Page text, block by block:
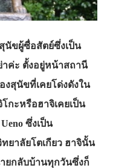
นัขผู้ซื่อสัตย์ซึ่งเป็น
ค่ะ ตั้งอยู่หน้าสถานี
งสุนัขที่เคยโด่งดังใน
กะหรือฮาจิเคยเป็น
ซึ่งเป็น
ยาลัยโตเกียว ฮาจินั้น
ยกลับบ้านทุกวันซึ่งก็